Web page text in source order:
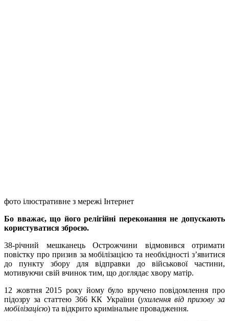
фото ілюстративне з мережі Інтернет
Бо вважає, що його релігійні переконання не допускають
користуватися зброєю.
38-річний мешканець Острожчини відмовився отримати
повістку про призив за мобілізацією та необхідності з’явитися
до пункту збору для відправки до військової частини,
мотивуючи свій вчинок тим, що доглядає хвору матір.
12 жовтня 2015 року йому було вручено повідомлення про
підозру за статтею 366 КК України (ухилення від призову за
мобілізацією) та відкрито кримінальне провадження.